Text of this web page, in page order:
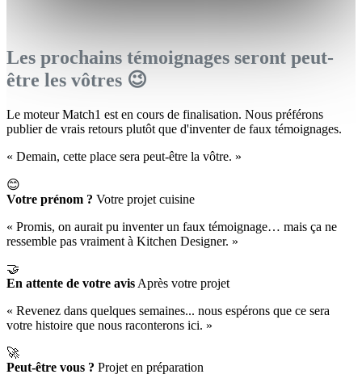
Les prochains témoignages seront peut-
être les vôtres 😉
Le moteur Match1 est en cours de finalisation. Nous préférons
publier de vrais retours plutôt que d'inventer de faux témoignages.
« Demain, cette place sera peut-être la vôtre. »
😊
Votre prénom ? Votre projet cuisine
« Promis, on aurait pu inventer un faux témoignage… mais ça ne
ressemble pas vraiment à Kitchen Designer. »
🤝
En attente de votre avis Après votre projet
« Revenez dans quelques semaines... nous espérons que ce sera
votre histoire que nous raconterons ici. »
🚀
Peut-être vous ? Projet en préparation